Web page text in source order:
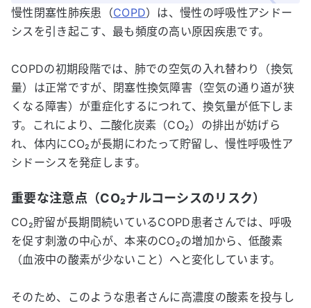
慢性閉塞性肺疾患（COPD）は、慢性の呼吸性アシドー
シスを引き起こす、最も頻度の高い原因疾患です。
COPDの初期段階では、肺での空気の入れ替わり（換気
量）は正常ですが、閉塞性換気障害（空気の通り道が狭
くなる障害）が重症化するにつれて、換気量が低下しま
す。これにより、二酸化炭素（CO₂）の排出が妨げら
れ、体内にCO₂が長期にわたって貯留し、慢性呼吸性ア
シドーシスを発症します。
重要な注意点（CO₂ナルコーシスのリスク）
CO₂貯留が長期間続いているCOPD患者さんでは、呼吸
を促す刺激の中心が、本来のCO₂の増加から、低酸素
（血液中の酸素が少ないこと）へと変化しています。
そのため、このような患者さんに高濃度の酸素を投与し